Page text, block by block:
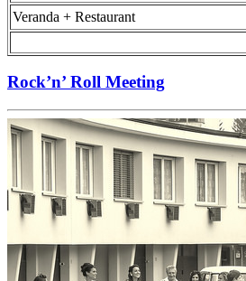
Veranda + Restaurant
Rock’n’ Roll Meeting